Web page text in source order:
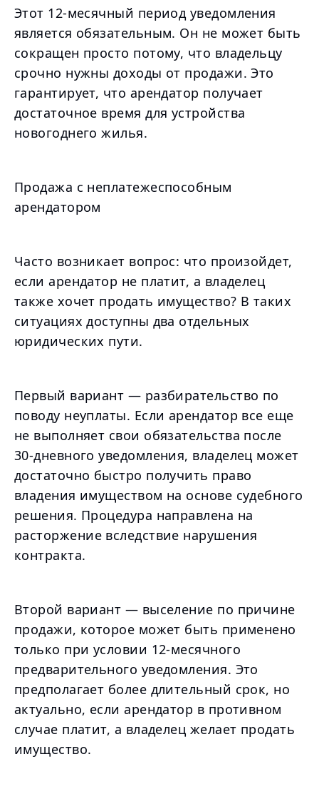
Этот 12-месячный период уведомления
является обязательным. Он не может быть
сокращен просто потому, что владельцу
срочно нужны доходы от продажи. Это
гарантирует, что арендатор получает
достаточное время для устройства
новогоднего жилья.
Продажа с неплатежеспособным
арендатором
Часто возникает вопрос: что произойдет,
если арендатор не платит, а владелец
также хочет продать имущество? В таких
ситуациях доступны два отдельных
юридических пути.
Первый вариант — разбирательство по
поводу неуплаты. Если арендатор все еще
не выполняет свои обязательства после
30-дневного уведомления, владелец может
достаточно быстро получить право
владения имуществом на основе судебного
решения. Процедура направлена на
расторжение вследствие нарушения
контракта.
Второй вариант — выселение по причине
продажи, которое может быть применено
только при условии 12-месячного
предварительного уведомления. Это
предполагает более длительный срок, но
актуально, если арендатор в противном
случае платит, а владелец желает продать
имущество.